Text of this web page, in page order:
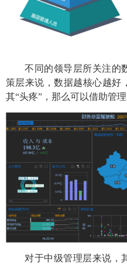
不同的领导层所关注的
策层来说，数据越核心越好
其“头疼”，那么可以借助管理
对于中级管理层来说，